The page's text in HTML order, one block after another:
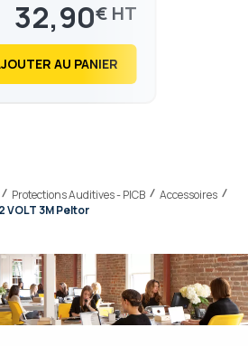
Protections Auditives - PICB
Accessoires
VOLT 3M Peltor
XP, LiteCom III,
Basic
32,90€
AU PANIER